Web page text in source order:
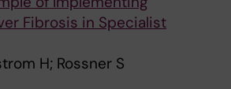
Fibrosis in Specialist
H; Rossner S